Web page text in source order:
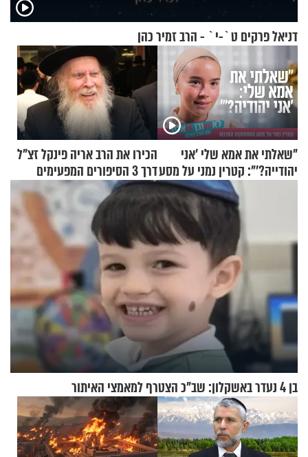
דניאל פרקים ט`-י` - הרב זמיר כהן
"שאלתי את אמא שלי 'אני
יהודייה?'": קטרין נמני על מסע
ההתחזקות המרגש
הכירו את הרב אריה פינקל זצ"ל
דרך 3 הסיפורים המפעימים
האלה
בן 4 נעדר באשקלון: שב"כ הצטרף למאמצי האיתור